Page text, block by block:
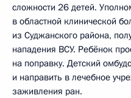
сложности 26 детей.
в областной клинической
из Суджанского района,
нападения ВСУ. Ребёнок
на поправку. Детский
и направить в лечебное
заживления ран.